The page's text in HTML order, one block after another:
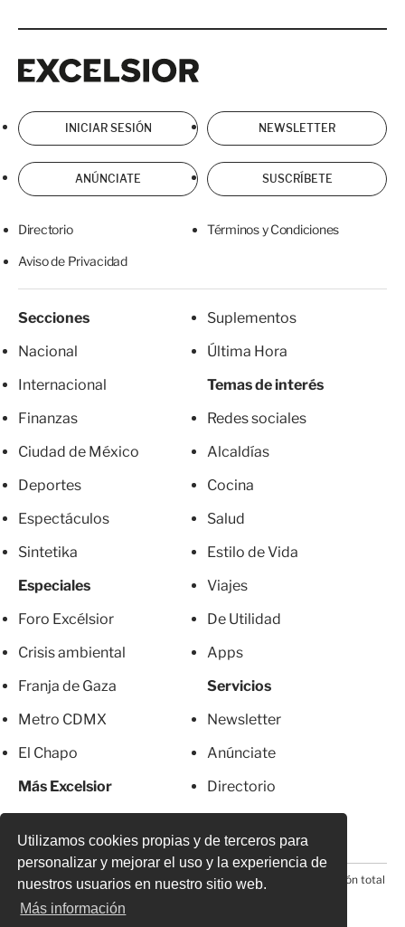
Utilizamos cookies propias y de terceros para
personalizar y mejorar el uso y la experiencia de
nuestros usuarios en nuestro sitio web.
Más información
INICIAR SESIÓN NEWSLETTER
ANÚNCIATE SUSCRÍBETE
Directorio Términos y Condiciones
Aviso de Privacidad
Secciones
Nacional
Internacional
Finanzas
Ciudad de México
Deportes
Espectáculos
Sintetika
Especiales
Foro Excélsior
Crisis ambiental
Franja de Gaza
Metro CDMX
El Chapo
Más Excelsior
Suplementos
Última Hora
Temas de interés
Redes sociales
Alcaldías
Cocina
Salud
Estilo de Vida
Viajes
De Utilidad
Apps
Servicios
Newsletter
Anúnciate
Directorio
© 2026 Todos los derechos reservados. Prohibida la reproducción total
o parcial, incluyendo cualquier medio electrónico*